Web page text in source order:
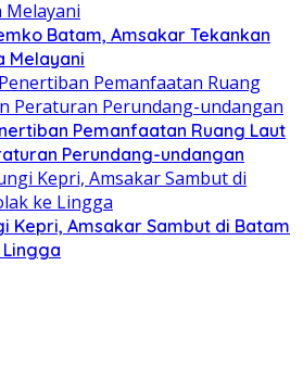
Batam, Amsakar Tekankan
Melayani
Pemanfaatan Ruang Laut
Perundang-undangan
Kepri, Amsakar Sambut di Batam